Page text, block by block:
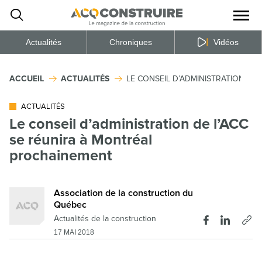
la
du
Actualités Chroniques Vidéos
ACCUEIL ACTUALITÉS LE CONSEIL D’ADMINISTRATION
ACTUALITÉS
Le conseil d’administration de l’ACC
se réunira à Montréal
prochainement
Association de la construction du
Québec
Actualités de la construction
17 MAI 2018